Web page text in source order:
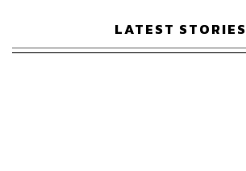
LATEST STORIES